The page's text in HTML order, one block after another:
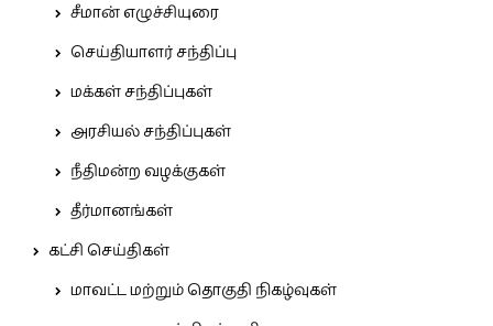
சீமான் எழுச்சியுரை
செய்தியாளர் சந்திப்பு
மக்கள் சந்திப்புகள்
அரசியல் சந்திப்புகள்
நீதிமன்ற வழக்குகள்
தீர்மானங்கள்
கட்சி செய்திகள்
மாவட்ட மற்றும் தொகுதி நிகழ்வுகள்